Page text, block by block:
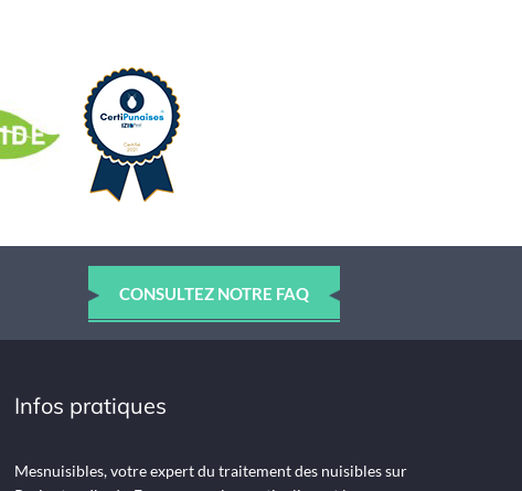
CONSULTEZ NOTRE FAQ
Infos pratiques
Mesnuisibles, votre expert du traitement des nuisibles sur